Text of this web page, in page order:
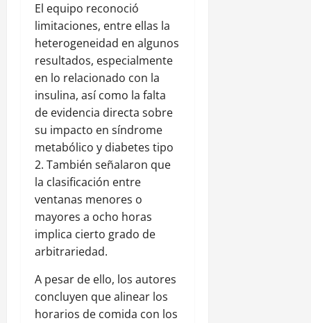
El equipo reconoció
limitaciones, entre ellas la
heterogeneidad en algunos
resultados, especialmente
en lo relacionado con la
insulina, así como la falta
de evidencia directa sobre
su impacto en síndrome
metabólico y diabetes tipo
2. También señalaron que
la clasificación entre
ventanas menores o
mayores a ocho horas
implica cierto grado de
arbitrariedad.
A pesar de ello, los autores
concluyen que alinear los
horarios de comida con los